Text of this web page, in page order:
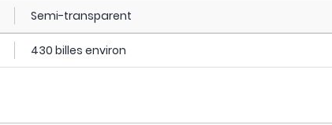
Semi-transparent
430 billes environ